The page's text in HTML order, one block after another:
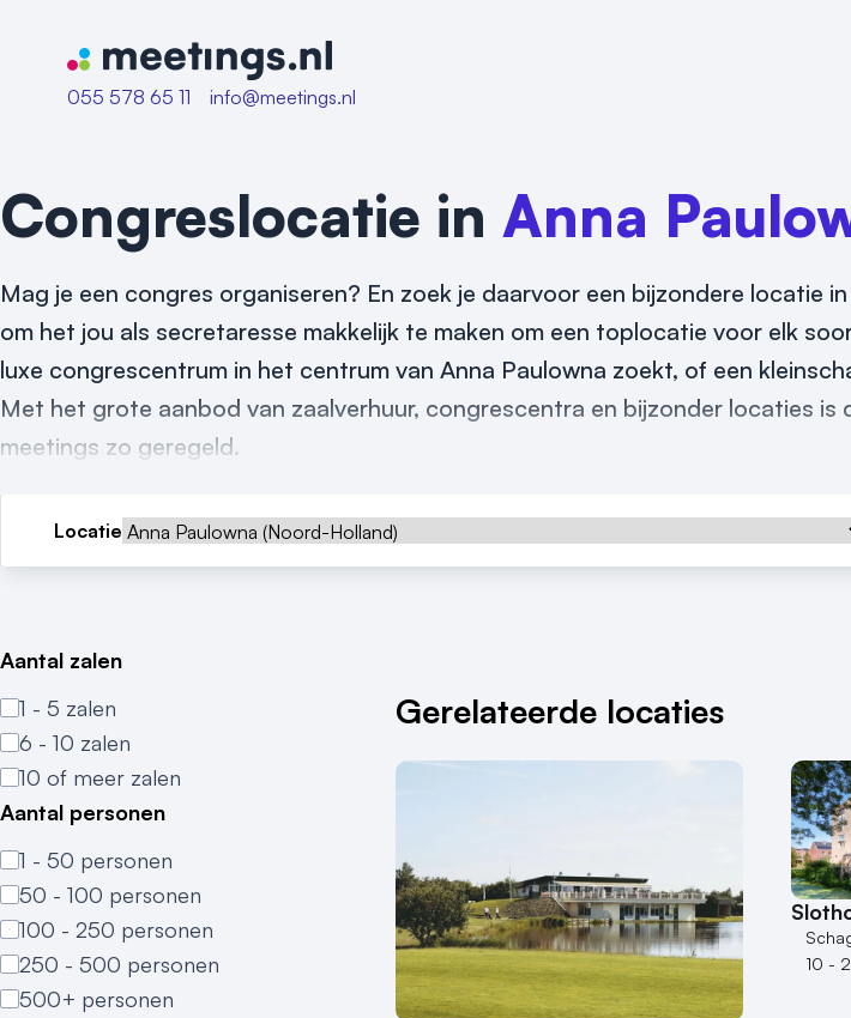
Naar home van Meetings
055 578 65 11
info@meetings.nl
Congreslocatie in Anna
Mag je een congres organiseren? En zoek je daarvoor een bijzondere locatie
om het jou als secretaresse makkelijk te maken om een toplocatie voor elk
luxe congrescentrum in het centrum van Anna Paulowna zoekt, of een
Met het grote aanbod van zaalverhuur, congrescentra en bijzonder locaties
meetings zo geregeld.
Locatie
Aantal zalen
1 - 5 zalen
6 - 10 zalen
10 of meer zalen
Aantal personen
1 - 50 personen
50 - 100 personen
100 - 250 personen
250 - 500 personen
500+ personen
Gerelateerde locaties
10 -